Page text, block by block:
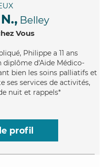
Belley
Vous
Philippe a 11 ans
diplôme d'Aide Médico-
bien les soins palliatifs et
ses services de activités,
nuit et rappels*
profil